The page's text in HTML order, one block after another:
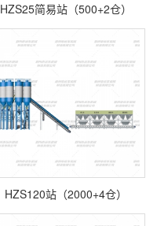
HZS25简易站（500+2仓）
HZS120站（2000+4仓）